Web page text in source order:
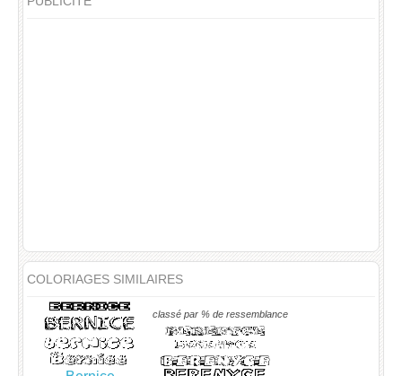
COLORIAGES SIMILAIRES
classé par % de ressemblance